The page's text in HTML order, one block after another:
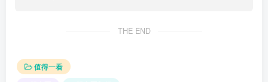
THE END
值得一看